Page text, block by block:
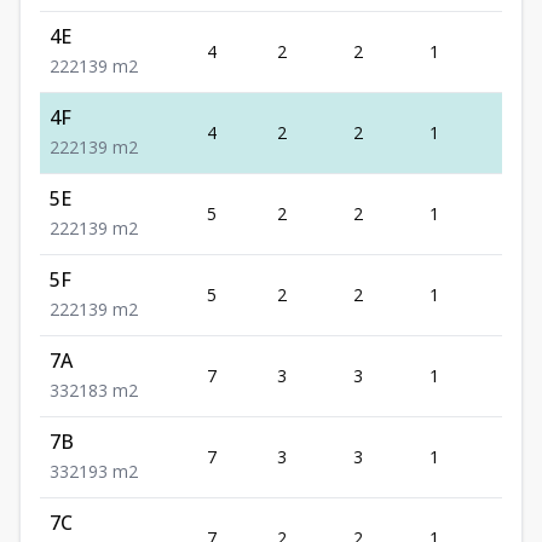
4E
222139 m2
4 2 2 1
4F
222139 m2
4 2 2 1
5E
222139 m2
5 2 2 1
5F
222139 m2
5 2 2 1
7A
332183 m2
7 3 3 1
7B
332193 m2
7 3 3 1
7C